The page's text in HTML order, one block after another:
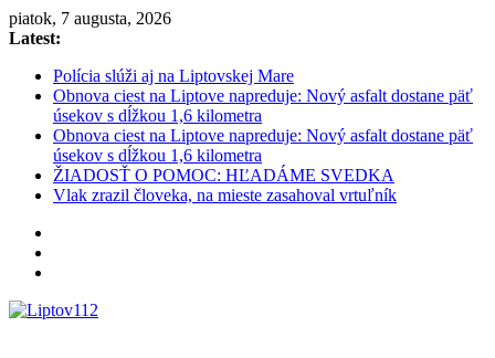
Skip
to
piatok, 7 augusta, 2026
Latest:
Polícia slúži aj na Liptovskej Mare
Obnova ciest na Liptove napreduje: Nový asfalt dostane päť
úsekov s dĺžkou 1,6 kilometra
Obnova ciest na Liptove napreduje: Nový asfalt dostane päť
úsekov s dĺžkou 1,6 kilometra
ŽIADOSŤ O POMOC: HĽADÁME SVEDKA
Vlak zrazil človeka, na mieste zasahoval vrtuľník